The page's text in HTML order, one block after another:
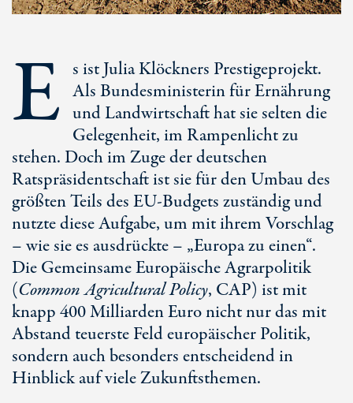
E s ist Julia Klöckners Prestigeprojekt.
Als Bundesministerin für Ernährung
und Landwirtschaft hat sie selten die
Gelegenheit, im Rampenlicht zu
stehen. Doch im Zuge der deutschen
Ratspräsidentschaft ist sie für den Umbau des
größten Teils des EU-Budgets zuständig und
nutzte diese Aufgabe, um mit ihrem Vorschlag
– wie sie es ausdrückte – „Europa zu einen“.
Die Gemeinsame Europäische Agrarpolitik
(Common Agricultural Policy, CAP) ist mit
knapp 400 Milliarden Euro nicht nur das mit
Abstand teuerste Feld europäischer Politik,
sondern auch besonders entscheidend in
Hinblick auf viele Zukunftsthemen.